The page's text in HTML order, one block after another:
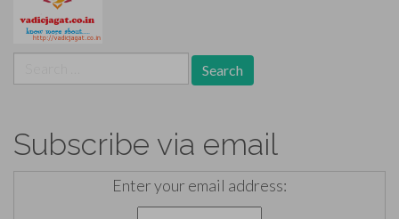
for:
Subscribe via email
Enter your email address: